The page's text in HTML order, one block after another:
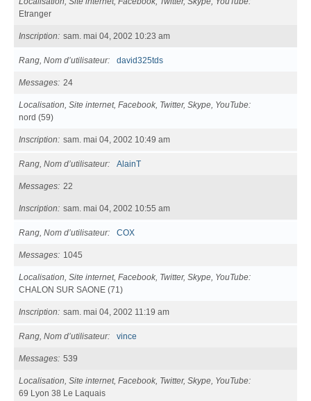
Etranger
Inscription sam. mai 04, 2002 10:23 am
Rang, Nom d’utilisateur david325tds
Messages 24
Localisation, Site internet, Facebook, Twitter, Skype, YouTube
nord (59)
Inscription sam. mai 04, 2002 10:49 am
Rang, Nom d’utilisateur AlainT
Messages 22
Inscription sam. mai 04, 2002 10:55 am
Rang, Nom d’utilisateur COX
Messages 1045
Localisation, Site internet, Facebook, Twitter, Skype, YouTube
CHALON SUR SAONE (71)
Inscription sam. mai 04, 2002 11:19 am
Rang, Nom d’utilisateur vince
Messages 539
Localisation, Site internet, Facebook, Twitter, Skype, YouTube
69 Lyon 38 Le Laquais